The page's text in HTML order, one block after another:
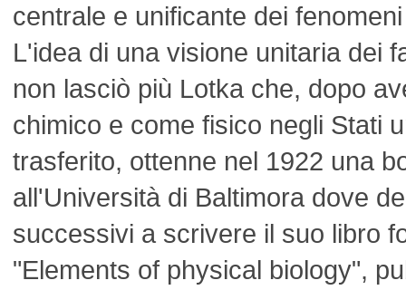
centrale e unificante dei
L'idea di una visione unitaria dei
non lasciò più Lotka che, dopo
chimico e come fisico negli Stati
trasferito, ottenne nel 1922 una
all'Università di Baltimora dove
successivi a scrivere il suo libro
"Elements of physical biology",